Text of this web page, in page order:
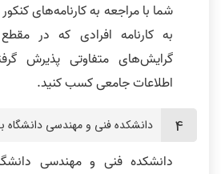
شما با مراجعه به کارنامه‌های
به کارنامه افرادی که در
گرایش‌های متفاوتی پذیرش
اطلاعات جامعی کسب کنید.
دانشکده فنی و مهندسی دانشگاه
دانشکده فنی و مهندسی